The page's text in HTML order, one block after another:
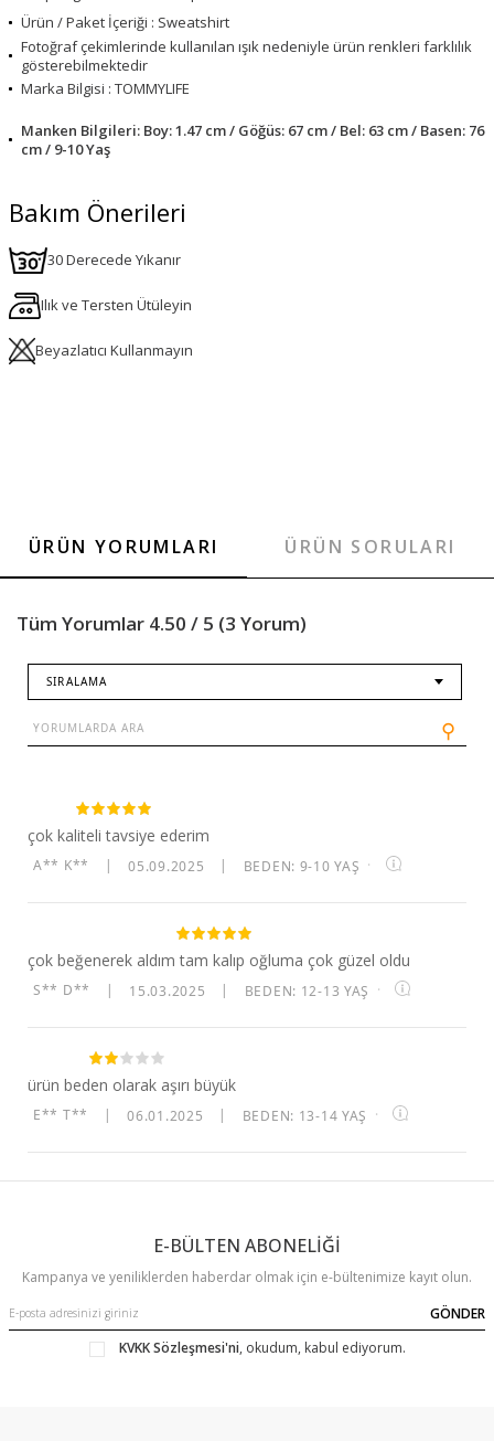
Ürün / Paket İçeriği : Sweatshirt
Fotoğraf çekimlerinde kullanılan ışık nedeniyle ürün renkleri farklılık
gösterebilmektedir
Marka Bilgisi : TOMMYLIFE
Manken Bilgileri: Boy: 1.47 cm / Göğüs: 67 cm / Bel: 63 cm / Basen: 76
cm / 9-10 Yaş
Bakım Önerileri
30 Derecede Yıkanır
Ilık ve Tersten Ütüleyin
Beyazlatıcı Kullanmayın
ÜRÜN YORUMLARI ÜRÜN SORULARI
Tüm Yorumlar 4.50 / 5 (3 Yorum)
SIRALAMA
⚲
çok kaliteli tavsiye ederim
A** K** 05.09.2025 BEDEN: 9-10 YAŞ ·
çok beğenerek aldım tam kalıp oğluma çok güzel oldu
S** D** 15.03.2025 BEDEN: 12-13 YAŞ ·
ürün beden olarak aşırı büyük
E** T** 06.01.2025 BEDEN: 13-14 YAŞ ·
E-BÜLTEN ABONELİĞİ
Kampanya ve yeniliklerden haberdar olmak için e-bültenimize kayıt olun.
GÖNDER
KVKK Sözleşmesi'ni, okudum, kabul ediyorum.